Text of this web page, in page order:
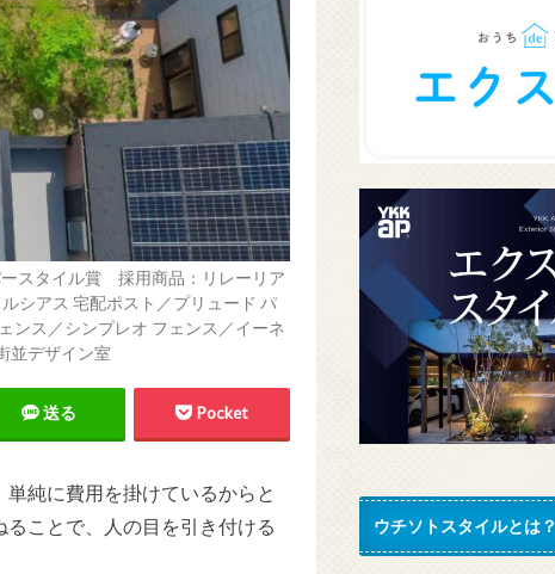
スタイル賞 採用商品：リレーリア
シアス 宅配ポスト／プリュード パ
ンス／シンプレオ フェンス／イーネ
並デザイン室
送る Pocket
純に費用を掛けているからと
ことで、人の目を引き付ける
ウチソトスタイルとは？